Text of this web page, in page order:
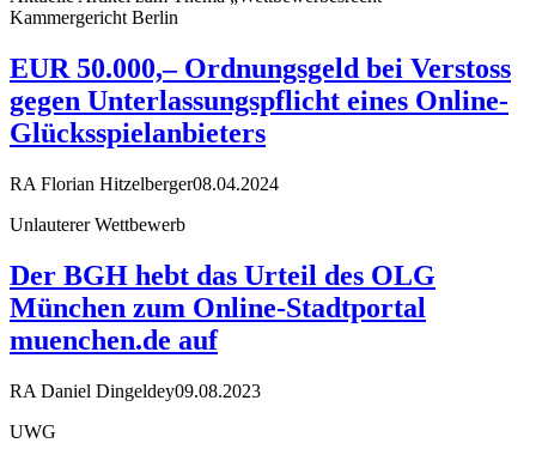
Kammergericht Berlin
EUR 50.000,– Ordnungsgeld bei Verstoss
gegen Unterlassungspflicht eines Online-
Glücksspielanbieters
RA Florian Hitzelberger08.04.2024
Unlauterer Wettbewerb
Der BGH hebt das Urteil des OLG
München zum Online-Stadtportal
muenchen.de auf
RA Daniel Dingeldey09.08.2023
UWG